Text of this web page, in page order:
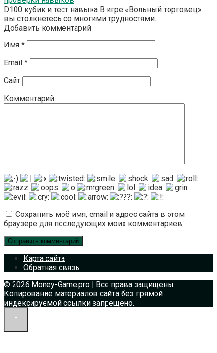
D100 кубик и тест навыка В игре «Вольный торговец»
вы столкнетесь со многими трудностями,
Добавить комментарий
Имя *
Email *
Сайт
Комментарий
Сохранить моё имя, email и адрес сайта в этом
браузере для последующих моих комментариев.
Карта сайта
Обратная связь
© 2026 Money-Game.pro | Все права защищены
Копирование материалов сайта без прямой
индексируемой ссылки запрещено.